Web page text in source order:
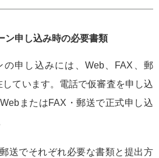
ン申し込み時の必要書類
申し込みには、Web、FAX、郵
ています。電話で仮審査を申し込
またはFAX・郵送で正式申し込
送でそれぞれ必要な書類と提出方